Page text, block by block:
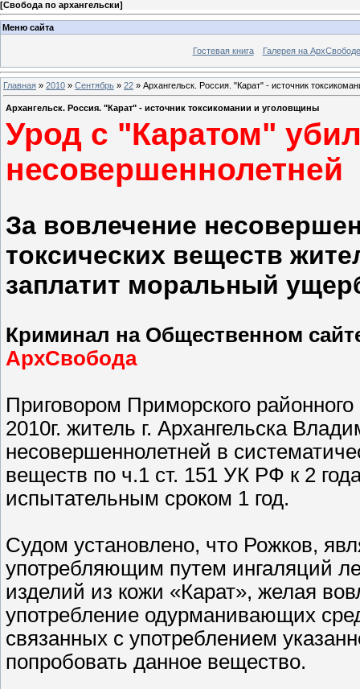
[Свобода по архангельски]
Меню сайта
Гостевая книга Галерея на АрхСвободе
Главная » 2010 » Сентябрь » 22 » Архангельск. Россия. "Карат" - источник
Архангельск. Россия. "Карат" - источник токсикомании и уголовщины
Урод с "Каратом"
несовершеннолетней
За вовлечение
токсических веществ
заплатит моральный
Криминал на Общественном
АрхСвобода
Приговором Приморского
2010г. житель г. Архангельска
несовершеннолетней в
веществ по ч.1 ст. 151 УК РФ к 2
испытательным сроком 1 год.
Судом установлено, что Рожков,
употребляющим путем ингаляций
изделий из кожи «Карат», желая
употребление одурманивающих
связанных с употреблением
попробовать данное вещество.